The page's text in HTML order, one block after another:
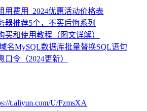
用费用_2024优惠活动价格表
器推荐5个，不买后悔系列
买和使用教程（图文详解）
域名MySQL数据库批量替换SQL语句
口令（2024更新）
t.aliyun.com/U/FzmsXA